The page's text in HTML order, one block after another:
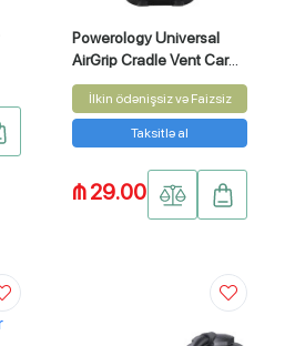
Powerology Universal
AirGrip Cradle Vent Car
Mount 3.5"
İlkin ödənişsiz və Faizsiz
Taksitlə al
₼ 29.00